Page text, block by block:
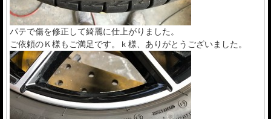
パテで傷を修正して綺麗に仕上がりました。
ご依頼のＫ様もご満足です。ｋ様、ありがとうございました。